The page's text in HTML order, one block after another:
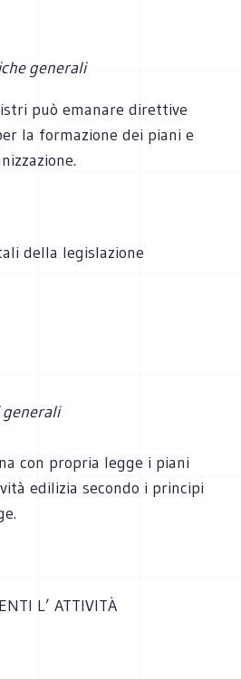
generali
può emanare direttive
la formazione dei piani e
della legislazione
generali
con propria legge i piani
edilizia secondo i principi
L’ ATTIVITÀ